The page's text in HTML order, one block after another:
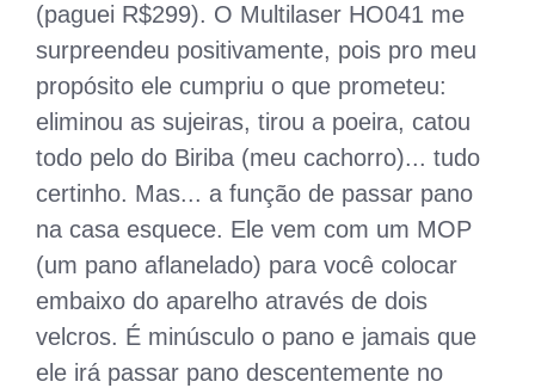
(paguei R$299). O Multilaser HO041 me
surpreendeu positivamente, pois pro meu
propósito ele cumpriu o que prometeu:
eliminou as sujeiras, tirou a poeira, catou
todo pelo do Biriba (meu cachorro)... tudo
certinho. Mas... a função de passar pano
na casa esquece. Ele vem com um MOP
(um pano aflanelado) para você colocar
embaixo do aparelho através de dois
velcros. É minúsculo o pano e jamais que
ele irá passar pano descentemente no